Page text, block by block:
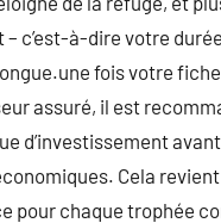
c’est-à-dire votre
fois votre
assuré, il est
d’investissement
Cela
pour chaque trophée